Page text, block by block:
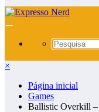
×
Página inicial
Games
Ballistic Overkill –